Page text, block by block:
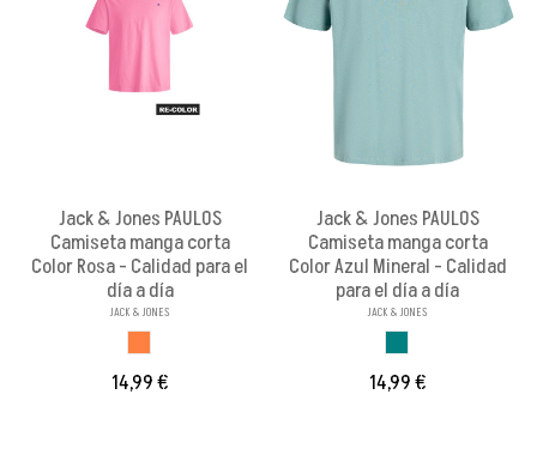
Jack & Jones PAULOS
Camiseta manga corta
Color Rosa - Calidad para el
día a día
JACK & JONES
14,99 €
Jack & Jones PAULOS
Camiseta manga corta
Color Azul Mineral - Calidad
para el día a día
JACK & JONES
14,99 €